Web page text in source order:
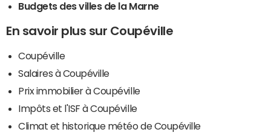
Budgets des villes de la Marne
En savoir plus sur Coupéville
Coupéville
Salaires à Coupéville
Prix immobilier à Coupéville
Impôts et l'ISF à Coupéville
Climat et historique météo de Coupéville